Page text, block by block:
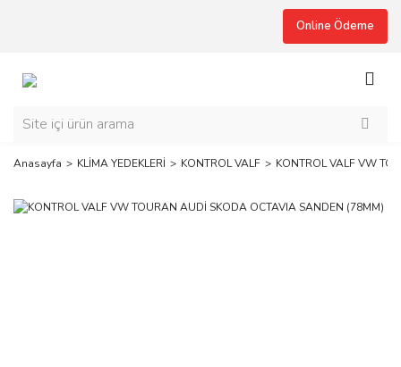
Online Ödeme
Anasayfa KLİMA YEDEKLERİ KONTROL VALF KONTROL VALF VW